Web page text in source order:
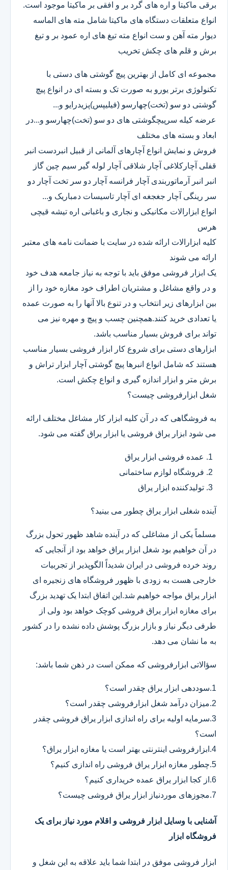
برقی ماکیتا و اره های گرد بر و افقی بر ماکیتا موجود است.
انواع متعلقات دستگاه های ماکیتا شامل مته های الماسه
دیوار مته آهن و ست انواع مته تیغ های اره عمود بر و تیغ
برش و قلم های چکش تخریب
مجموعه ای کامل از بهترین پیچ گوشتی های دستی با
تکنولوژی برتر یورو به صورت تک و بسته ای در انواع پیچ
گوشتی دو سو (تخت)چهارسو (فیلیپس)پزیدرایو و...
عرضه کیله سرپیچگوشتی های دو سو (تخت)چهارسو و...در
ابعاد و بسته های مختلف
فروش و نمایش انواع آچارهای آلمانی از قبیل انبردست انبر
قفلی آچارکلاغی آچار شلاقی آچار لوله گیر سیم چین گاز
انبر انبر آرماتوربندی آچار فرانسه آچار دو سر تخت آچار دو
سر رینگی آچار جغجغه ای آچار تاسیسات دمباریک و...
انواع ابزارالات مکانیکی و نجاری و باغبانی اره تیشه قیچی
هرس
کلیه ابزارالات ارائه شده در سایت با ضمانت نامه های معتبر
ارائه می شوند
یک ابزار فروشی موفق باید با توجه به نیاز جامعه هدف خود
و در واقع مشاغل و مشتریان اطراف خود مغازه خود را از
بین ابزارهای زیر انتخاب و در تنوع بالا آنها را به صورت عمده
یا تعدادی خرید کنند.همچنین چسب و پیچ و مهره نیز می
تواند برای فروش بسیار مناسب باشد.
ابزارهای دستی برای شروع کار ابزار فروشی بسیار مناسب
هستند که شامل انواع انبرها پیچ گوشتی آچار ابزار تراش و
برش متر و ابزار اندازه گیری و انواع چکش است.
شغل ابزارفروشی چیست؟
به فروشگاهی که در آن کلیه ابزار کار مشاغل مختلف ارائه
می شود ابزار یراق فروشی یا ابزار یراق گفته می شود.
عمده فروشی ابزار یراق
فروشگاه لوازم ساختمانی
تولیدکننده ابزار یراق
آینده شغلی ابزار یراق چطور می بینید؟
مسلماً یکی از مشاغلی که در آینده شاهد ظهور تحول بزرگ
در آن خواهیم بود شغل ابزار یراق خواهد بود از آنجایی که
روند خرده فروشی در ایران شدیداً الگوپذیر از تجربیات
خارجی هست به زودی با ظهور فروشگاه های زنجیره ای
ابزار یراق مواجه خواهیم شد.این اتفاق ابتدا یک تهدید بزرگ
برای مغازه ابزار یراق فروشی کوچک خواهد بود ولی از
طرفی دیگر نیاز و بازار بزرگ پوشش داده نشده را در کشور
به ما نشان می دهد.
سؤالاتی ابزارفروشی که ممکن است در ذهن شما باشد:
1.سوددهی ابزار یراق چقدر است؟
2.میزان درآمد شغل ابزارفروشی چقدر است؟
3.سرمایه اولیه برای راه اندازی ابزار یراق فروشی چقدر
است؟
4.ابزارفروشی اینترنتی بهتر است یا مغازه ابزار یراق؟
5.چطور مغازه ابزار یراق فروشی راه اندازی کنیم؟
6.از کجا ابزار یراق عمده خریداری کنیم؟
7.مجوزهای موردنیاز ابزار یراق فروشی چیست؟
آشنایی با وسایل ابزار فروشی و اقلام مورد نیاز برای یک
فروشگاه ابزار
ابزار فروشی موفق در ابتدا شما باید علاقه به این شغل و